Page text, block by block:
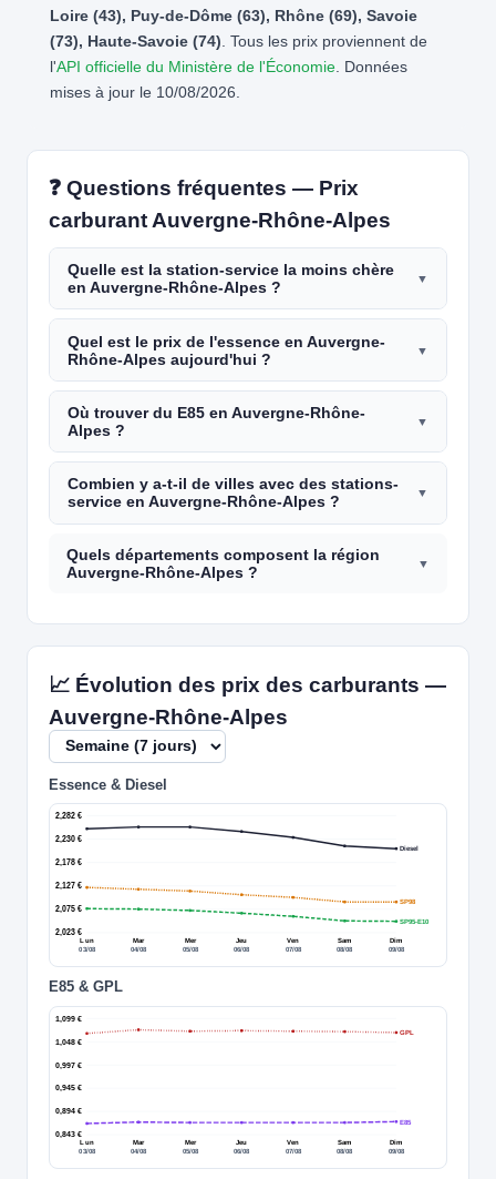
Loire (43), Puy-de-Dôme (63), Rhône (69), Savoie
(73), Haute-Savoie (74) . Tous les prix proviennent de
l'API officielle du Ministère de l'Économie. Données
mises à jour le 10/08/2026.
❓ Questions fréquentes — Prix
carburant Auvergne-Rhône-Alpes
Quelle est la station-service la moins chère
en Auvergne-Rhône-Alpes ?
Quel est le prix de l'essence en Auvergne-
Rhône-Alpes aujourd'hui ?
Où trouver du E85 en Auvergne-Rhône-
Alpes ?
Combien y a-t-il de villes avec des stations-
service en Auvergne-Rhône-Alpes ?
Quels départements composent la région
Auvergne-Rhône-Alpes ?
📈 Évolution des prix des carburants —
Auvergne-Rhône-Alpes
Essence & Diesel
2,023 €
2,075 €
2,127 €
2,178 €
2,230 €
2,282 €
Lun
03/08
Mar
04/08
Mer
05/08
Jeu
06/08
Ven
07/08
Sam
08/08
Dim
09/08
Diesel
SP95-E10
SP98
E85 & GPL
0,843 €
0,894 €
0,945 €
0,997 €
1,048 €
1,099 €
Lun
03/08
Mar
04/08
Mer
05/08
Jeu
06/08
Ven
07/08
Sam
08/08
Dim
09/08
E85
GPL